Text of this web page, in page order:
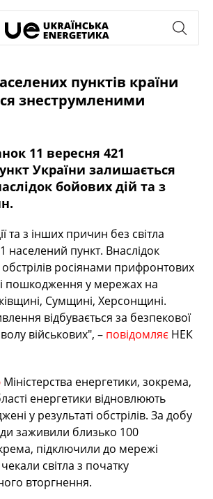
пунктів країни
знеструмленими
11 вересня 421
України залишається
бойових дій та з
та з інших причин без світла
населений пункт. Внаслідок
росіянами прифронтових
пошкодження у мережах на
Сумщині, Херсонщині.
відбувається за безпекової
військових", – повідомляє НЕК
Міністерства енергетики, зокрема,
енергетики відновлюють
у результаті обстрілів. За добу
заживили близько 100
підключили до мережі
світла з початку
вторгнення.